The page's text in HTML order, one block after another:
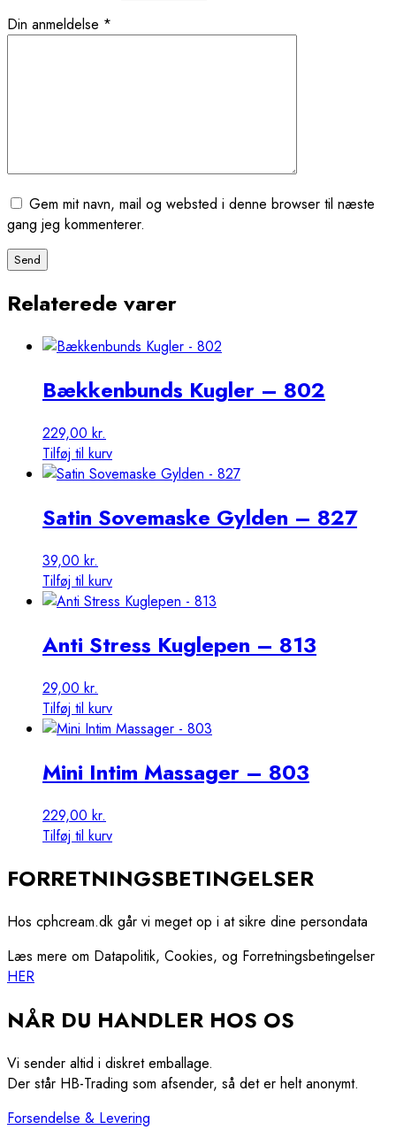
Din anmeldelse *
Gem mit navn, mail og websted i denne browser til næste
gang jeg kommenterer.
Relaterede varer
Bækkenbunds Kugler – 802
229,00 kr.
Tilføj til kurv
Satin Sovemaske Gylden – 827
39,00 kr.
Tilføj til kurv
Anti Stress Kuglepen – 813
29,00 kr.
Tilføj til kurv
Mini Intim Massager – 803
229,00 kr.
Tilføj til kurv
FORRETNINGSBETINGELSER
Hos cphcream.dk går vi meget op i at sikre dine persondata
Læs mere om Datapolitik, Cookies, og Forretningsbetingelser
HER
NÅR DU HANDLER HOS OS
Vi sender altid i diskret emballage.
Der står HB-Trading som afsender, så det er helt anonymt.
Forsendelse & Levering